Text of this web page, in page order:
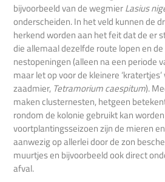
bijvoorbeeld van de wegmierLasius
onderscheiden. In het veld kunnen de
herkend worden aan het feit dat de er
die allemaal dezelfde route lopen en
nestopeningen (alleen na een periode
maar let op voor de kleinere
zaadmier, Tetramorium caespitum).
maken clusternesten, hetgeen
rondom de kolonie gebruikt kan
voortplantingsseizoen zijn de mieren
aanwezig op allerlei door de zon
muurtjes en bijvoorbeeld ook direct
afval.